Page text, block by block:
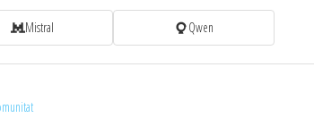
Mistral Qwen